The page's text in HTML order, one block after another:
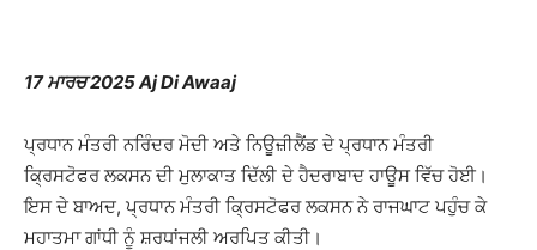
17 ਮਾਰਚ 2025 Aj Di Awaaj
ਪ੍ਰਧਾਨ ਮੰਤਰੀ ਨਰਿੰਦਰ ਮੋਦੀ ਅਤੇ ਨਿਊਜ਼ੀਲੈਂਡ ਦੇ ਪ੍ਰਧਾਨ ਮੰਤਰੀ
ਕ੍ਰਿਸਟੋਫਰ ਲਕਸਨ ਦੀ ਮੁਲਾਕਾਤ ਦਿੱਲੀ ਦੇ ਹੈਦਰਾਬਾਦ ਹਾਊਸ ਵਿੱਚ ਹੋਈ।
ਇਸ ਦੇ ਬਾਅਦ, ਪ੍ਰਧਾਨ ਮੰਤਰੀ ਕ੍ਰਿਸਟੋਫਰ ਲਕਸਨ ਨੇ ਰਾਜਘਾਟ ਪਹੁੰਚ ਕੇ
ਮਹਾਤਮਾ ਗਾਂਧੀ ਨੂੰ ਸ਼ਰਧਾਂਜਲੀ ਅਰਪਿਤ ਕੀਤੀ।